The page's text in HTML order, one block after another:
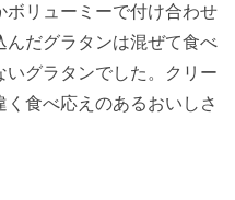
リューミーで付け合わせ
だグラタンは混ぜて食べ
いグラタンでした。クリー
食べ応えのあるおいしさ